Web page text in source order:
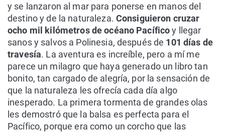
y se lanzaron al mar para ponerse en manos del
destino y de la naturaleza. Consiguieron cruzar
ocho mil kilómetros de océano Pacíficoy llegar
sanos y salvos a Polinesia, después de 101 días de
travesía. La aventura es increíble, pero a mí me
parece un milagro que haya generado un libro tan
bonito, tan cargado de alegría, por la sensación de
que la naturaleza les ofrecía cada día algo
inesperado. La primera tormenta de grandes olas
les demostró que la balsa es perfecta para el
Pacífico, porque era como un corcho que las